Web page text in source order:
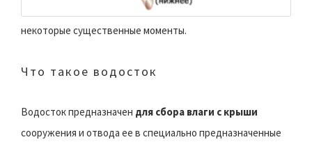
некоторые существенные моменты.
Что такое водосток
Водосток предназначен для сбора влаги с крыши
сооружения и отвода ее в специально предназначенные